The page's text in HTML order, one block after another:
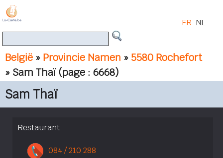
België » Provincie Namen » 5580 Rochefort
» Sam Thaï (page : 6668)
FR NL
Sam Thaï
Restaurant
084 / 210 288